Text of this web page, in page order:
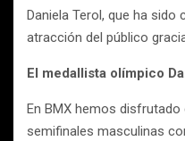
Daniela Terol, que ha
atracción del público
El medallista olímpico
En BMX hemos
semifinales masculinas